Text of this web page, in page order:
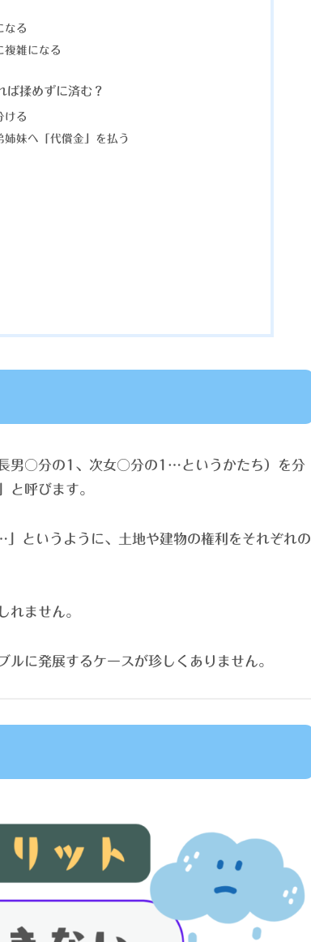
なる
雑になる
ば揉めずに済む？
ける
妹へ「代償金」を払う
男○分の1、次女○分の1…というかたち）を分
と呼びます。
いうように、土地や建物の権利をそれぞれの
れません。
に発展するケースが珍しくありません。